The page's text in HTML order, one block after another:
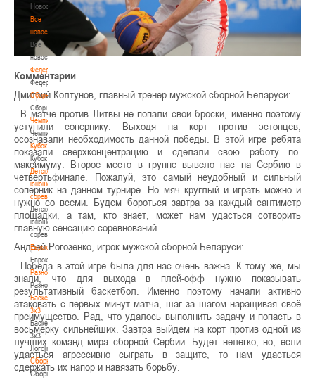
Новости
Все
новости
Все
новости
Федерация
Федерация
Сборные
Сборные
Чемпионат
Чемпионат
Кубок
Кубок
Детско-
юношеские
соревнования
Детско-
юношеские
соревнования
Еврокубки
Еврокубки
Разное
Разное
Баскетбол
3х3
Баскетбол
3х3
Лого[modid=121]
Сборные
Сборные
Комментарии
Дмитрий Колтунов, главный тренер мужской сборной Беларуси:
- В матче против Литвы не попали свои броски, именно поэтому
уступили сопернику. Выходя на корт против эстонцев,
осознавали необходимость данной победы. В этой игре ребята
показали сверхконцентрацию и сделали свою работу по-
максимуму. Второе место в группе вывело нас на Сербию в
четвертьфинале. Пожалуй, это самый неудобный и сильный
соперник на данном турнире. Но мяч круглый и играть можно и
нужно со всеми. Будем бороться завтра за каждый сантиметр
площадки, а там, кто знает, может нам удасться сотворить
главную сенсацию соревнований.
Андрей Рогозенко, игрок мужской сборной Беларуси:
- Победа в этой игре была для нас очень важна. К тому же, мы
знали, что для выхода в плей-офф нужно показывать
результативный баскетбол. Именно поэтому начали активно
атаковать с первых минут матча, шаг за шагом наращивая своё
преимущество. Рад, что удалось выполнить задачу и попасть в
восьмёрку сильнейших. Завтра выйдем на корт против одной из
лучших команд мира сборной Сербии. Будет нелегко, но, если
удасться агрессивно сыграть в защите, то нам удасться
сдержать их напор и навязать борьбу.